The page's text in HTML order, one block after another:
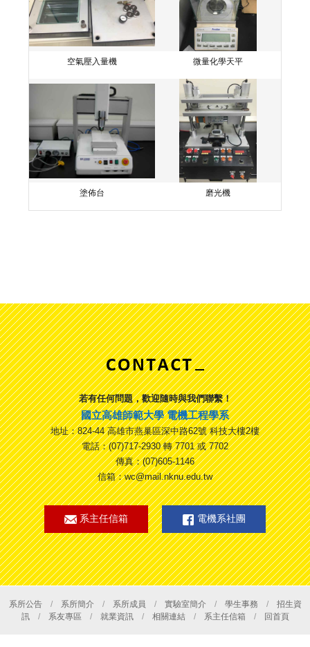
空氣壓入量機 微量化學天平
塗佈台 磨光機
若有任何問題，歡迎隨時與我們聯繫！
國立高雄師範大學 電機工程學系
地址：824-44 高雄市燕巢區深中路62號 科技大樓2樓
電話：(07)717-2930 轉 7701 或 7702
傳真：(07)605-1146
信箱：wc@mail.nknu.edu.tw
系主任信箱 電機系社團
系所公告/ 系所簡介/ 系所成員 / 實驗室簡介/ 學生事務 / 招生資
訊/ 系友專區 / 就業資訊/ 相關連結/ 系主任信箱 / 回首頁